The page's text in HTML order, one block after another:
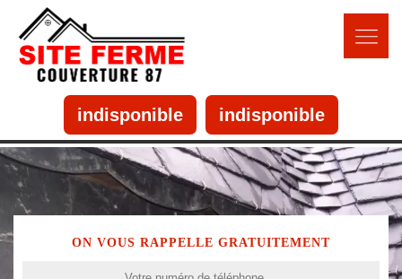
indisponible indisponible
ON VOUS RAPPELLE GRATUITEMENT